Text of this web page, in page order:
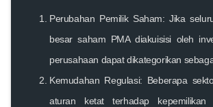
Perubahan Pemilik Saham: Jika
besar saham PMA diakuisisi oleh
perusahaan dapat dikategorikan
Kemudahan Regulasi: Beberapa
aturan ketat terhadap kepemilikan